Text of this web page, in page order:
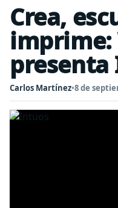
Crea,
imprime:
presenta
Carlos Martínez•8 de